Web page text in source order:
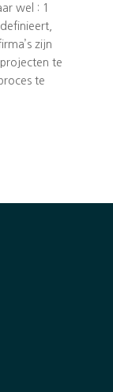
wel : 1
zijn
te
te